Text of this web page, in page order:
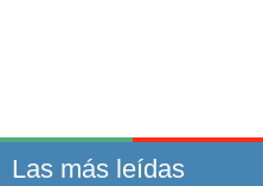
Las más leídas